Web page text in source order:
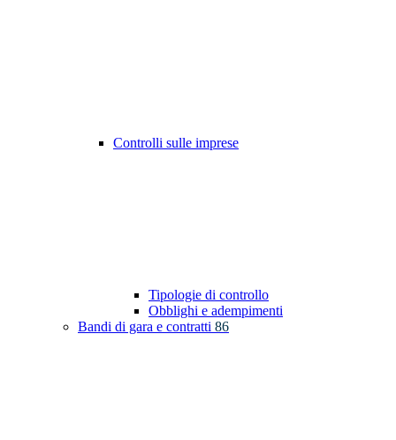
Controlli sulle imprese
Tipologie di controllo
Obblighi e adempimenti
Bandi di gara e contratti 86